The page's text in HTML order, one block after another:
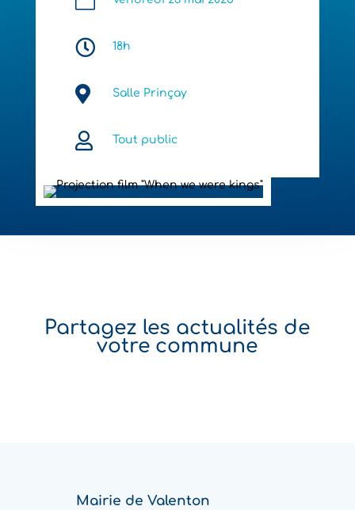
 18h
 Salle Prinçay
 Tout public
Partagez les actualités de
votre commune
Mairie de Valenton